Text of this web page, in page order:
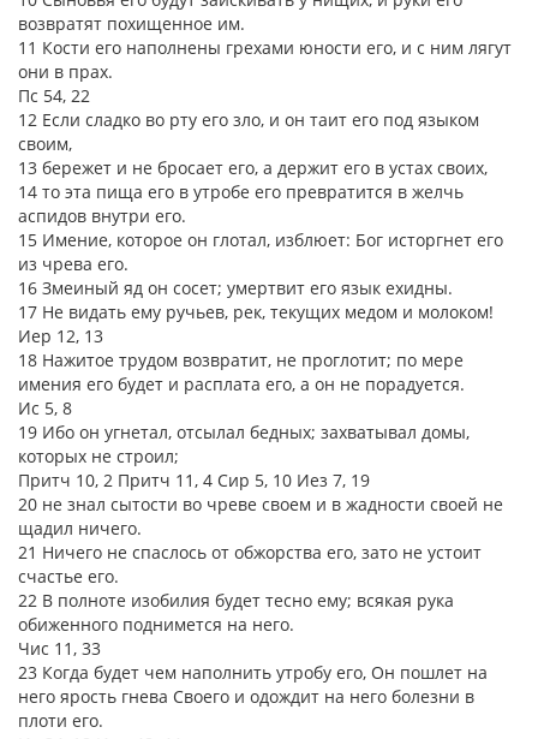
возвратят похищенное им.
11 Кости его наполнены грехами юности его, и с ним лягут
они в прах.
Пс 54, 22
12 Если сладко во рту его зло, и он таит его под языком
своим,
13 бережет и не бросает его, а держит его в устах своих,
14 то эта пища его в утробе его превратится в желчь
аспидов внутри его.
15 Имение, которое он глотал, изблюет: Бог исторгнет его
из чрева его.
16 Змеиный яд он сосет; умертвит его язык ехидны.
17 Не видать ему ручьев, рек, текущих медом и молоком!
Иер 12, 13
18 Нажитое трудом возвратит, не проглотит; по мере
имения его будет и расплата его, а он не порадуется.
Ис 5, 8
19 Ибо он угнетал, отсылал бедных; захватывал домы,
которых не строил;
Притч 10, 2 Притч 11, 4 Сир 5, 10 Иез 7, 19
20 не знал сытости во чреве своем и в жадности своей не
щадил ничего.
21 Ничего не спаслось от обжорства его, зато не устоит
счастье его.
22 В полноте изобилия будет тесно ему; всякая рука
обиженного поднимется на него.
Чис 11, 33
23 Когда будет чем наполнить утробу его, Он пошлет на
него ярость гнева Своего и одождит на него болезни в
плоти его.